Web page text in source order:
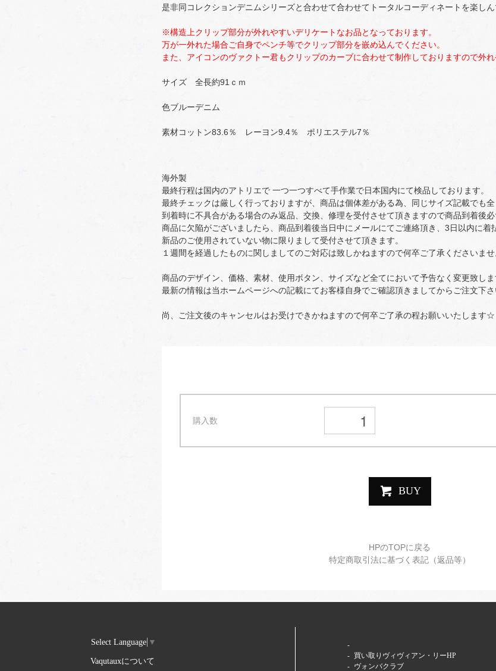
是非同コレクションデニムシリーズと合わせて合わせてトータルコーディネートを楽し
※構造上クリップ部分が外れやすいデリケートなお品となっております。
万が一外れた場合ご自身でペンチ等でクリップ部分を嵌め込んでください。
また、アイコンのヴァクトー君もクリップのカーブに合わせて制作しておりますので外れ
サイズ 全長約91ｃｍ
色ブルーデニム
素材コットン83.6％ レーヨン9.4％ ポリエステル7％
海外製
最終行程は国内のアトリエで 一つ一つすべて手作業で日本国内にて検品しております。
最終チェックは厳しく行っておりますが、商品は個体差がある為、同じサイズ記載でも全
到着時に不具合がある場合のみ返品、交換、修理を受付させて頂きますので商品到着後
商品に欠陥がございましたら、商品到着後当日中にメールにてご連絡頂き、3日以内に着
新品のご使用されていない物に限りまして受付させて頂きます。
１週間を経過したものに関しましてのご対応は致しかねますので何卒ご了承くださいませ
商品のデザイン、価格、素材、使用ボタン、サイズなど全てにおいて予告なく変更致しま
最新の情報は当ホームページへの記載にてお客様自身でご確認頂きましてからご注文下さ
尚、ご注文後のキャンセルはお受けできかねますので何卒ご了承の程お願いいたします☆
購入数
BUY
HPのTOPに戻る
特定商取引法に基づく表記（返品等）
Select Language ▼
Vaqutauxについて
買い取りヴィヴィアン・リーHP
ヴォンバクラブ